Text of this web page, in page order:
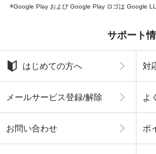
Google Play および Google Play ロゴは Google
サポート
はじめての方へ 対
メールサービス登録/解除 よ
お問い合わせ ポ